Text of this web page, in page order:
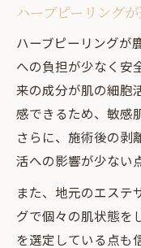
ハーブピーリング
ハーブピーリングが
への負担が少なく安
来の成分が肌の細胞
感できるため、敏感
さらに、施術後の剥
活への影響が少ない
また、地元のエステ
グで個々の肌状態を
を選定している点も